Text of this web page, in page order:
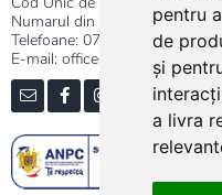
pentru
de
și
a livra
Numarul din Registrul
Telefoane: 0737.23.44.44|
E-mail: office@calor.ro